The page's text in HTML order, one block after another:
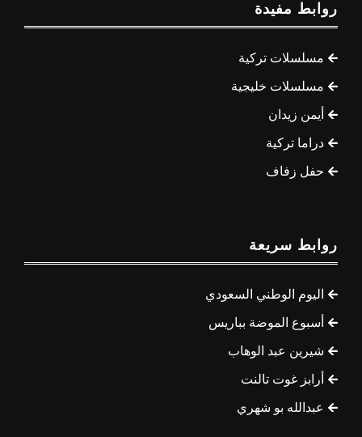
روابط مفيدة
مسلسلات تركية
مسلسلات خليجية
أيمن زيدان
دراما تركية
حفل زفاف
روابط سريعة
اليوم الوطني السعودي
أسبوع الموضة بباريس
شيرين عبد الوهاب
أرابز غوت تالنت
عبدالله بو شهري